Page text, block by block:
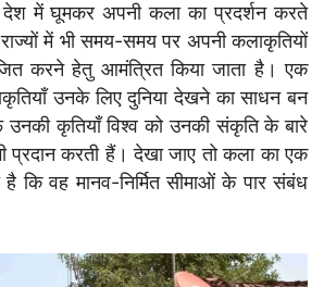
में घूमकर अपनी कला का प्रदर्शन करते
में भी समय-समय पर अपनी कलाकृतियों
करने हेतु आमंत्रित किया जाता है। एक
उनके लिए दुनिया देखने का साधन बन
उनकी कृतियाँ विश्व को उनकी संकृति के बारे
प्रदान करती हैं। देखा जाए तो कला का एक
कि वह मानव-निर्मित सीमाओं के पार संबंध